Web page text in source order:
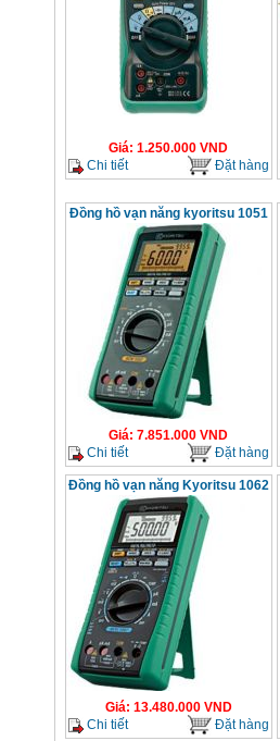
Giá: 1.250.000 VND
Chi tiết
Đặt hàng
Đồng hồ vạn năng kyoritsu 1051
Giá: 7.851.000 VND
Chi tiết
Đặt hàng
Đồng hồ vạn năng Kyoritsu 1062
Giá: 13.480.000VND
Chi tiết
Đặt hàng